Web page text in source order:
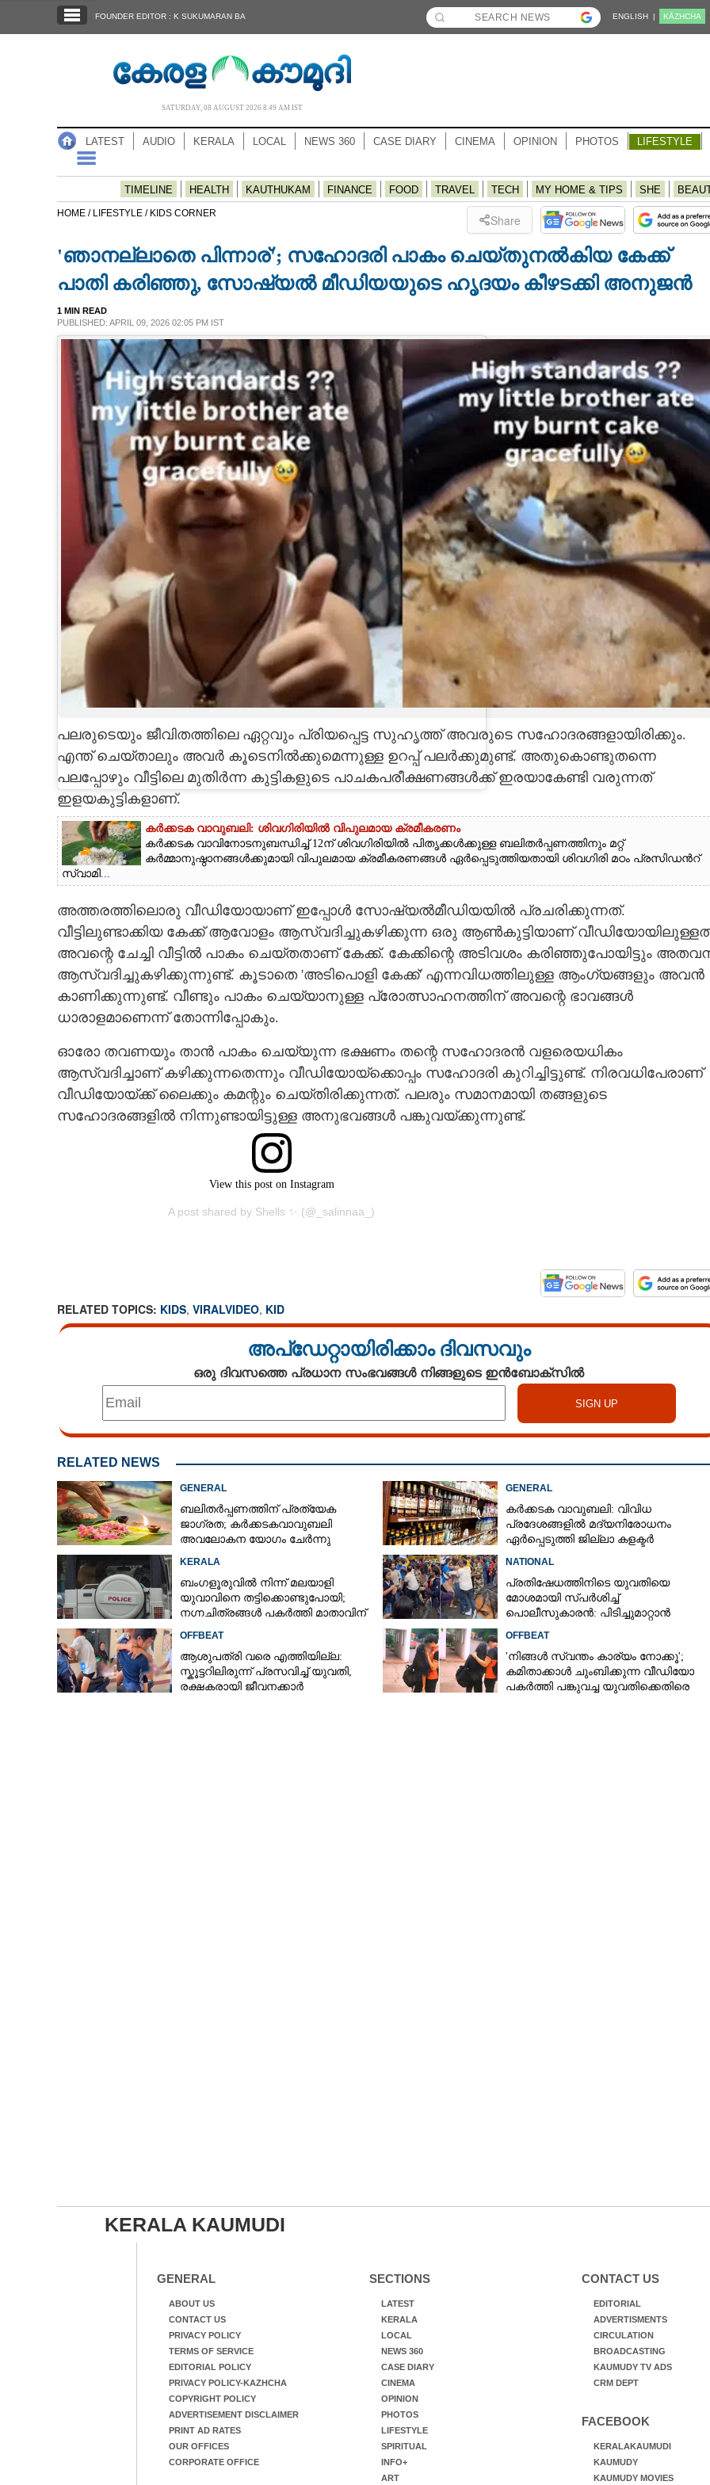
NOTIFIED NEWS
CASE DIARY
CARTOONS
LITERATURE
CONTACT US
FOUNDER EDITOR : K SUKUMARAN BA ENGLISH | KĀZHCHA
SATURDAY, 08 AUGUST 2026 8.49 AM IST
LATEST AUDIO KERALA LOCAL NEWS 360 CASE DIARY CINEMA OPINION PHOTOS LIFESTYLE
TIMELINE HEALTH KAUTHUKAM FINANCE FOOD TRAVEL TECH MY HOME & TIPS SHE
HOME / LIFESTYLE / KIDS CORNER Share
'ഞാനല്ലാതെ പിന്നാര്'; സഹോദരി പാകം ചെയ്‌തുനൽകിയ കേക്ക്
പാതി കരിഞ്ഞു, സോഷ്യൽ മീഡിയയുടെ ഹൃദയം കീഴടക്കി അനുജൻ
1 MIN READ
PUBLISHED: APRIL 09, 2026 02:05 PM IST
പലരുടെയും ജീവിതത്തിലെ ഏറ്റവും പ്രിയപ്പെട്ട സുഹൃത്ത് അവരുടെ സഹോദരങ്ങളായിരിക്കും.
എന്ത് ചെയ്‌താലും അവർ കൂടെനിൽക്കുമെന്നുള്ള ഉറപ്പ് പലർക്കുമുണ്ട്. അതുകൊണ്ടുതന്നെ
പലപ്പോഴും വീട്ടിലെ മുതിർന്ന കുട്ടികളുടെ പാചകപരീക്ഷണങ്ങൾക്ക് ഇരയാകേണ്ടി വരുന്നത്
ഇളയകുട്ടികളാണ്.
കർക്കടക വാവുബലി: ശിവഗിരിയിൽ വിപുലമായ ക്രമീകരണം
കർക്കടക വാവിനോടനുബന്ധിച്ച് 12ന് ശിവഗിരിയിൽ പിതൃക്കൾക്കുള്ള ബലിതർപ്പണത്തിനും മറ്റ്
കർമ്മാനുഷ്ഠാനങ്ങൾക്കുമായി വിപുലമായ ക്രമീകരണങ്ങൾ ഏർപ്പെടുത്തിയതായി ശിവഗിരി മഠം പ്രസിഡൻറ്
സ്വാമി...
അത്തരത്തിലൊരു വീഡിയോയാണ് ഇപ്പോൾ സോഷ്യൽമീഡിയയിൽ പ്രചരിക്കുന്നത്.
വീട്ടിലുണ്ടാക്കിയ കേക്ക് ആവോളം ആസ്വദിച്ചുകഴിക്കുന്ന ഒരു ആൺകുട്ടിയാണ്
അവന്റെ ചേച്ചി വീട്ടിൽ പാകം ചെയ്‌തതാണ് കേക്ക്. കേക്കിന്റെ അടിവശം കരിഞ്ഞുപോയിട്ടും
ആസ്വദിച്ചുകഴിക്കുന്നുണ്ട്. കൂടാതെ 'അടിപൊളി കേക്ക്' എന്നവിധത്തിലുള്ള ആംഗ്യങ്ങളും അവൻ
കാണിക്കുന്നുണ്ട്. വീണ്ടും പാകം ചെയ്യാനുള്ള പ്രോത്സാഹനത്തിന് അവന്റെ ഭാവങ്ങൾ
ധാരാളമാണെന്ന് തോന്നിപ്പോകും.
ഓരോ തവണയും താൻ പാകം ചെയ്യുന്ന ഭക്ഷണം തന്റെ സഹോദരൻ വളരെയധികം
ആസ്വദിച്ചാണ് കഴിക്കുന്നതെന്നും വീഡിയോയ്‌ക്കൊപ്പം സഹോദരി കുറിച്ചിട്ടുണ്ട്. നിരവധിപേരാണ്
വീഡിയോയ്‌ക്ക് ലൈക്കും കമന്റും ചെയ്‌തിരിക്കുന്നത്. പലരും സമാനമായി തങ്ങളുടെ
സഹോദരങ്ങളിൽ നിന്നുണ്ടായിട്ടുള്ള അനുഭവങ്ങൾ പങ്കുവയ്‌ക്കുന്നുണ്ട്.
View this post on Instagram
A post shared by Shells ✨ (@_salinnaa_)
RELATED TOPICS: KIDS, VIRALVIDEO, KID
അപ്ഡേറ്റായിരിക്കാം ദിവസവും
ഒരു ദിവസത്തെ പ്രധാന സംഭവങ്ങൾ നിങ്ങളുടെ ഇൻബോക്സിൽ
RELATED NEWS
GENERAL
ബലിതർപ്പണത്തിന് പ്രത്യേക
ജാഗ്രത; കർക്കടകവാവുബലി
അവലോകന യോഗം ചേർന്നു
GENERAL
കർക്കടക വാവുബലി: വിവിധ
പ്രദേശങ്ങളിൽ മദ്യനിരോധനം
ഏർപ്പെടുത്തി ജില്ലാ കളക്ടർ
KERALA
ബംഗളൂരുവിൽ നിന്ന് മലയാളി
യുവാവിനെ തട്ടിക്കൊണ്ടുപോയി;
നഗ്നചിത്രങ്ങൾ പകർത്തി മാതാവിന്
NATIONAL
പ്രതിഷേധത്തിനിടെ യുവതിയെ
മോശമായി സ്‌പർശിച്ച്
പൊലീസുകാരൻ: പിടിച്ചുമാറ്റാൻ
OFFBEAT
ആശുപത്രി വരെ എത്തിയില്ല:
സ്കൂട്ടറിലിരുന്ന് പ്രസവിച്ച് യുവതി,
രക്ഷകരായി ജീവനക്കാർ
OFFBEAT
'നിങ്ങൾ സ്വന്തം കാര്യം നോക്കൂ';
കമിതാക്കാൾ ചുംബിക്കുന്ന വീഡിയോ
പകർത്തി പങ്കുവച്ച യുവതിക്കെതിരെ
KERALA KAUMUDI
GENERAL
ABOUT US
CONTACT US
PRIVACY POLICY
TERMS OF SERVICE
EDITORIAL POLICY
PRIVACY POLICY-KAZHCHA
COPYRIGHT POLICY
ADVERTISEMENT DISCLAIMER
PRINT AD RATES
OUR OFFICES
CORPORATE OFFICE
SECTIONS
LATEST
KERALA
LOCAL
NEWS 360
CASE DIARY
CINEMA
OPINION
PHOTOS
LIFESTYLE
SPIRITUAL
INFO+
ART
CONTACT US
EDITORIAL
ADVERTISMENTS
CIRCULATION
BROADCASTING
KAUMUDY TV ADS
CRM DEPT
FACEBOOK
KERALAKAUMUDI
KAUMUDY
KAUMUDY MOVIES
'ഞാനല്ലാതെ പിന്നാര്'; സഹോദരി പാകം
ചെയ്‌തുനൽകിയ കേക്ക് പാതി കരിഞ്ഞു,
സോഷ്യൽ മീഡിയയുടെ ഹൃദയം
കീഴടക്കി അനുജൻ
Copy Link